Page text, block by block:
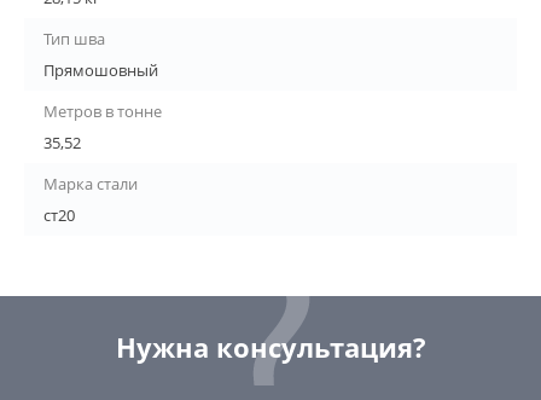
Тип шва
Прямошовный
Метров в тонне
35,52
Марка стали
ст20
Нужна консультация?